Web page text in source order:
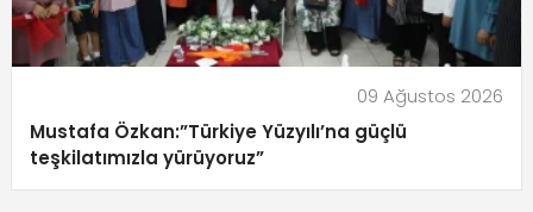
09 Ağustos 2026
Mustafa Özkan:”Türkiye Yüzyılı’na güçlü
teşkilatımızla yürüyoruz”